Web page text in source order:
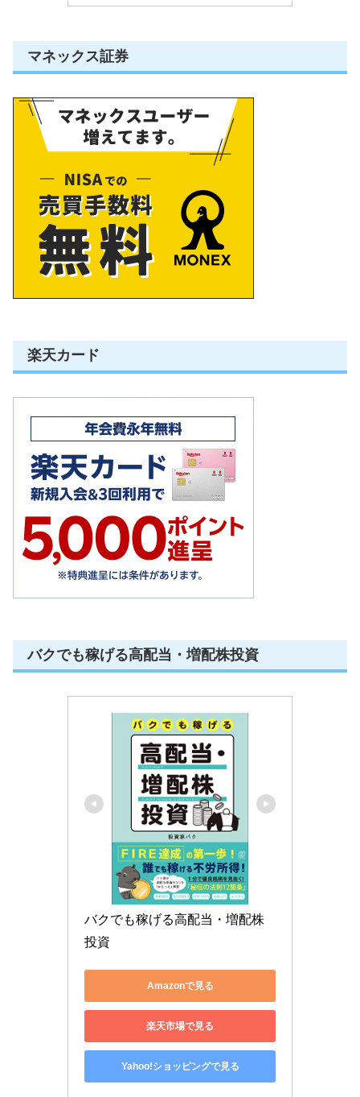
マネックス証券
楽天カード
バクでも稼げる高配当・増配株投資
バクでも稼げる高配当・増配株
投資
Amazonで見る
楽天市場で見る
Yahoo!ショッピングで見る